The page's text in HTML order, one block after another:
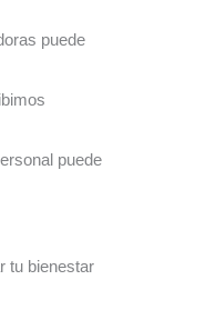
puede
puede
tu bienestar